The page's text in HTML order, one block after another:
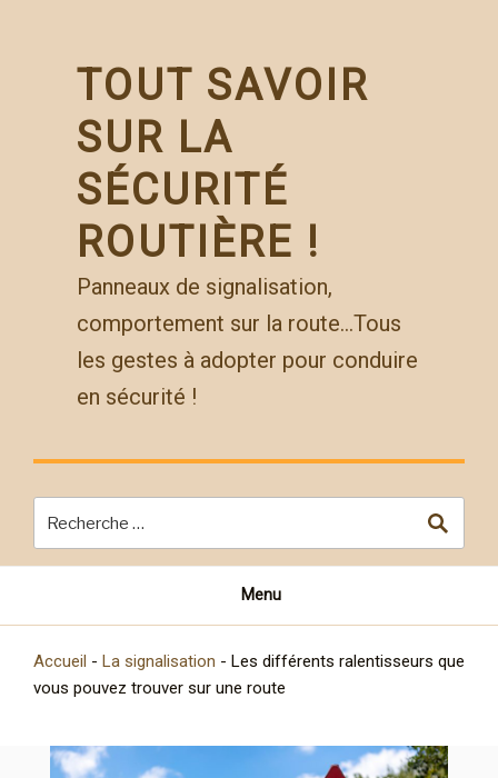
TOUT SAVOIR
SUR LA
SÉCURITÉ
ROUTIÈRE !
Panneaux de signalisation,
comportement sur la route…Tous
les gestes à adopter pour conduire
en sécurité !
Menu
Accueil - La signalisation - Les différents ralentisseurs que
vous pouvez trouver sur une route